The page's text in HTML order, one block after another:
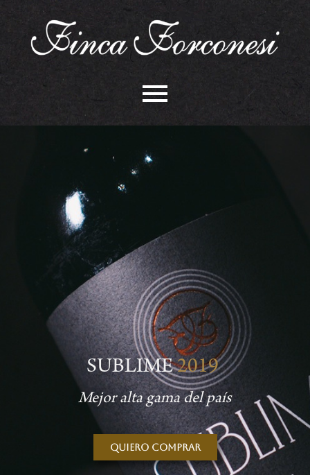
SUBLIME2019
Mejor alta gama del país
Quiero comprar